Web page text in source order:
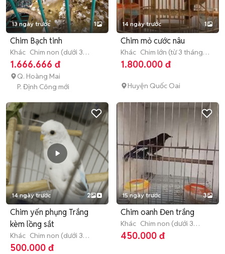
13 ngày trước 1
Chim Bạch tinh
Khác Chim non (dưới 3
tháng tuổi)
1.666.666 đ
Q. Hoàng Mai
P. Định Công mới
14 ngày trước 1
Chim mỏ cước nâu
Khác Chim lớn (từ 3 tháng
tuổi)
1.800.000 đ
Huyện Quốc Oai
14 ngày trước 2
Chim yến phụng Trắng
kèm lồng sắt
Khác Chim non (dưới 3
tháng tuổi)
500.000 đ
15 ngày trước 3
Chim oanh Đen trắng
Khác Chim non (dưới 3
tháng tuổi)
450.000 đ